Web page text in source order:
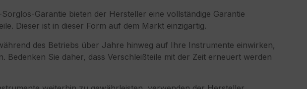
Garantie bieten der Hersteller eine vollständige Garantie
Dieser ist in dieser Form auf dem Markt einzigartig.
des Betriebs über Jahre hinweg auf Ihre Instrumente einwirken,
Bedenken Sie daher, dass Verschleißteile mit der Zeit erneuert werden